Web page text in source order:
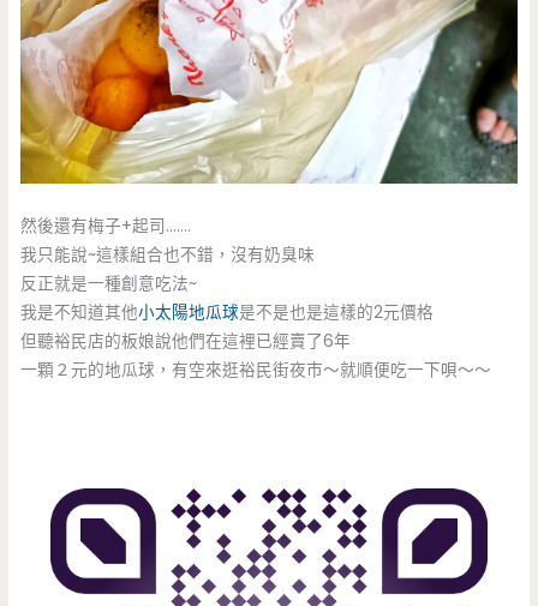
然後還有梅子+起司…….
我只能說~這樣組合也不錯，沒有奶臭味
反正就是一種創意吃法~
我是不知道其他小太陽地瓜球是不是也是這樣的2元價格
但聽裕民店的板娘說他們在這裡已經賣了6年
一顆２元的地瓜球，有空來逛裕民街夜市～就順便吃一下唄～～